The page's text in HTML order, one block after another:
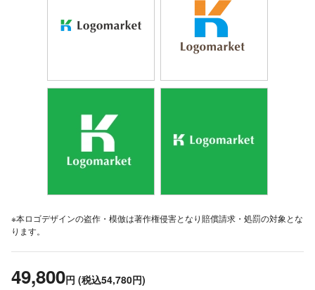
※本ロゴデザインの盗作・模倣は著作権侵害となり賠償請求・処罰の対象とな
ります。
49,800円 (税込54,780円)